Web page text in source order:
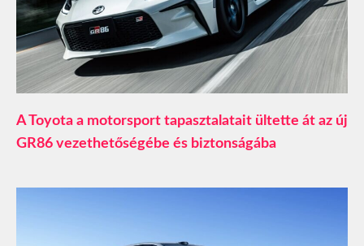
A Toyota a motorsport tapasztalatait ültette át az új
GR86 vezethetőségébe és biztonságába